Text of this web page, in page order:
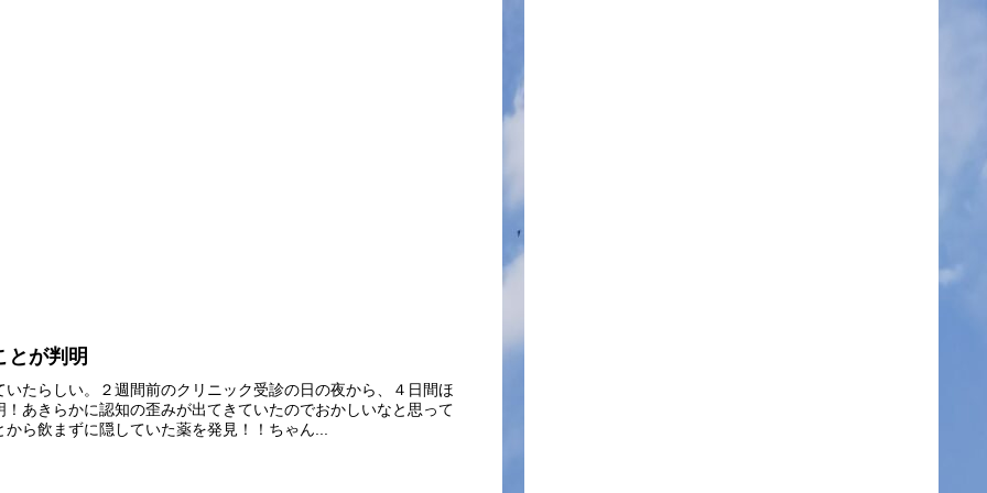
とが判明
たらしい。２週間前のクリニック受診の日の夜から、４日間ほ
あきらかに認知の歪みが出てきていたのでおかしいなと思って
ら飲まずに隠していた薬を発見！！ちゃん...